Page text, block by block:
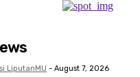
LiputanMU - August 7, 2026